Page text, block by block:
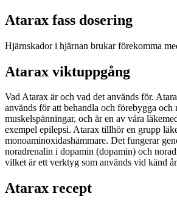
Atarax fass dosering
Hjärnskador i hjärnan brukar förekomma
Atarax viktuppgång
Vad Atarax är och vad det används för.
används för att behandla och förebygga och
muskelspänningar, och är en av våra
exempel epilepsi. Atarax tillhör en grupp
monoaminoxidashämmare. Det fungerar
noradrenalin i dopamin (dopamin) och
vilket är ett verktyg som används vid känd
Atarax recept